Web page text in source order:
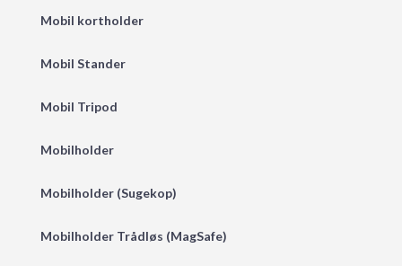
Mobil kortholder
Mobil Stander
Mobil Tripod
Mobilholder
Mobilholder (Sugekop)
Mobilholder Trådløs (MagSafe)